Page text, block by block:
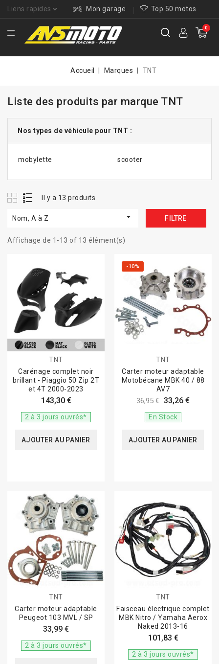
Liens rapides Mon garage Top 50 motos
0
Accueil Marques TNT
Liste des produits par marque TNT
Nos types de véhicule pour TNT :
mobylette scooter
Il y a 13 produits.
Nom, A à Z  FILTRE
Affichage de 1-13 of 13 élément(s)
TNT
Carénage complet noir
brillant - Piaggio 50 Zip 2T
et 4T 2000-2023
143,30 €
2 à 3 jours ouvrés*
AJOUTER AU PANIER
-10%
TNT
Carter moteur adaptable
Motobécane MBK 40 / 88
AV7
36,95 € 33,26 €
En Stock
AJOUTER AU PANIER
TNT
Carter moteur adaptable
Peugeot 103 MVL / SP
33,99 €
2 à 3 jours ouvrés*
TNT
Faisceau électrique complet
MBK Nitro / Yamaha Aerox
Naked 2013-16
101,83 €
2 à 3 jours ouvrés*